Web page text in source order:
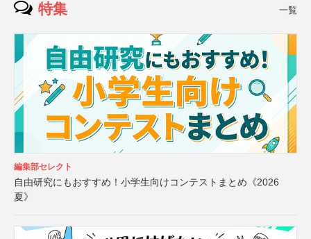
特集 一覧
編集部セレクト
自由研究にもおすすめ！小学生向けコンテストまとめ《2026
夏》